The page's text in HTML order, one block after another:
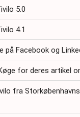
5.0
4.1
på Facebook og
for deres artikel
fra